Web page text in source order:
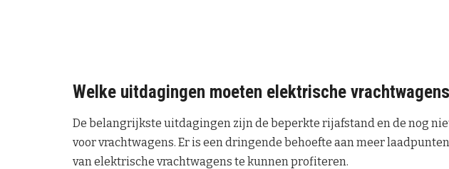
Welke uitdagingen moeten elektrische
De belangrijkste uitdagingen zijn de beperkte rijafstand en de nog
voor vrachtwagens. Er is een dringende behoefte aan meer
van elektrische vrachtwagens te kunnen profiteren.